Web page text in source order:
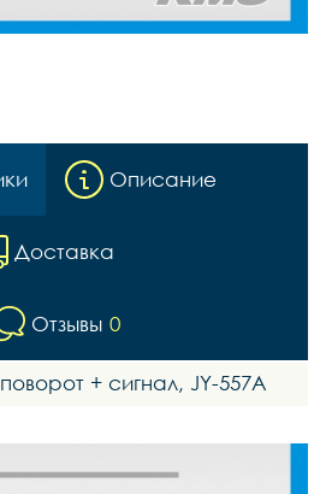
Описание
Доставка
Отзывы 0
+ сигнал, JY-557А